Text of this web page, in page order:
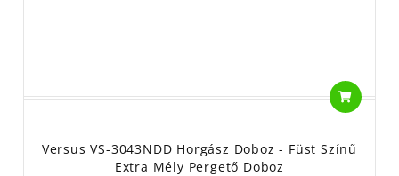
Versus VS-3043NDD Horgász Doboz - Füst Színű
Extra Mély Pergető Doboz